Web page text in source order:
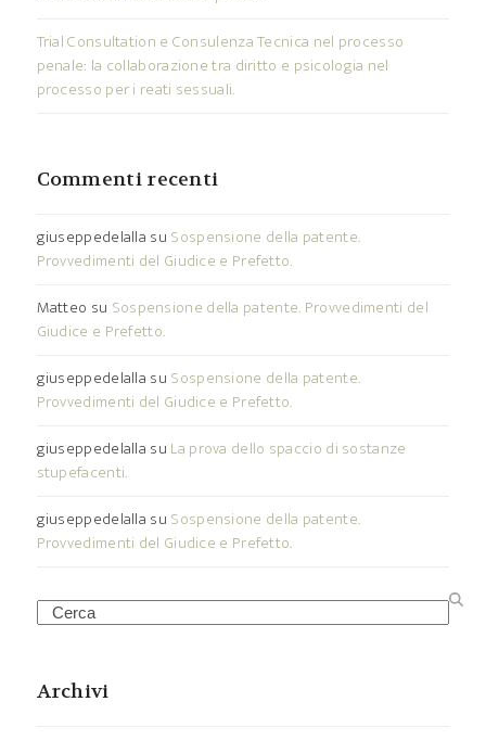
Trial Consultation e Consulenza Tecnica nel processo
penale: la collaborazione tra diritto e psicologia nel
processo per i reati sessuali.
Commenti recenti
giuseppedelalla su Sospensione della patente.
Provvedimenti del Giudice e Prefetto.
Matteo su Sospensione della patente. Provvedimenti del
Giudice e Prefetto.
giuseppedelalla su Sospensione della patente.
Provvedimenti del Giudice e Prefetto.
giuseppedelalla su La prova dello spaccio di sostanze
stupefacenti.
giuseppedelalla su Sospensione della patente.
Provvedimenti del Giudice e Prefetto.
Search
Archivi